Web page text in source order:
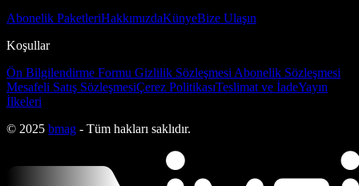
Abonelik PaketleriHakkımızdaKünyeBize Ulaşın
Koşullar
Ön Bilgilendirme Formu Gizlilik Sözleşmesi Abonelik Sözleşmesi
Mesafeli Satış SözleşmesiÇerez PolitikasıTeslimat ve İadeYayın
İlkeleri
© 2025 bmag - Tüm hakları saklıdır.